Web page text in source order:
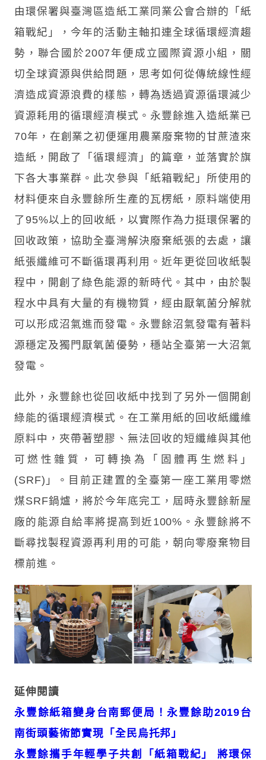
由環保署與臺灣區造紙工業同業公會合辦的「紙
箱戰紀」，今年的活動主軸扣連全球循環經濟趨
勢，聯合國於2007年便成立國際資源小組，關
切全球資源與供給問題，思考如何從傳統線性經
濟造成資源浪費的樣態，轉為透過資源循環減少
資源耗用的循環經濟模式。永豐餘進入造紙業已
70年，在創業之初便運用農業廢棄物的甘蔗渣來
造紙，開啟了「循環經濟」的篇章，並落實於旗
下各大事業群。此次參與「紙箱戰紀」所使用的
材料便來自永豐餘所生產的瓦楞紙，原料端使用
了95%以上的回收紙，以實際作為力挺環保署的
回收政策，協助全臺灣解決廢棄紙張的去處，讓
紙張纖維可不斷循環再利用。近年更從回收紙製
程中，開創了綠色能源的新時代。其中，由於製
程水中具有大量的有機物質，經由厭氧菌分解就
可以形成沼氣進而發電。永豐餘沼氣發電有著料
源穩定及獨門厭氧菌優勢，穩站全臺第一大沼氣
發電。
此外，永豐餘也從回收紙中找到了另外一個開創
綠能的循環經濟模式。在工業用紙的回收紙纖維
原料中，夾帶著塑膠、無法回收的短纖維與其他
可燃性雜質，可轉換為「固體再生燃料」
(SRF)」。目前正建置的全臺第一座工業用零燃
煤SRF鍋爐，將於今年底完工，屆時永豐餘新屋
廠的能源自給率將提高到近100%。永豐餘將不
斷尋找製程資源再利用的可能，朝向零廢棄物目
標前進。
延伸閱讀
永豐餘紙箱變身台南郵便局！永豐餘助2019台
南街頭藝術節實現「全民烏托邦」
永豐餘攜手年輕學子共創「紙箱戰紀」 將環保